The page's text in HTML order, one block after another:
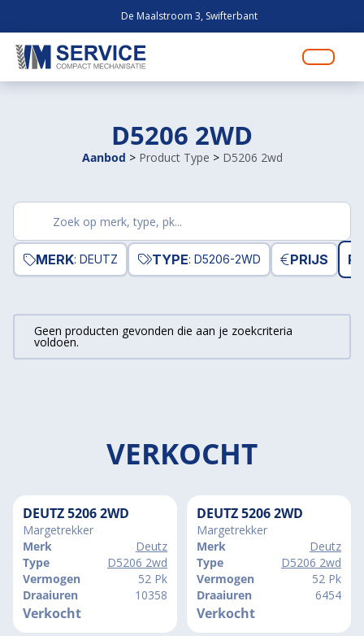
De Maalstroom 3, Swifterbant
D5206 2WD
Aanbod > Product Type > D5206 2wd
producten
MERK: DEUTZ TYPE: D5206-2WD PRIJS
Geen producten gevonden die aan je zoekcriteria
voldoen.
VERKOCHT
DEUTZ 5206 2WD
Margetrekker
Merk
Deutz
Type
D5206 2wd
Vermogen
52 Pk
Draaiuren
10358
Verkocht
DEUTZ 5206 2WD
Margetrekker
Merk
Deutz
Type
D5206 2wd
Vermogen
52 Pk
Draaiuren
6454
Verkocht